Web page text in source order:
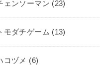
ェンソーマン (23)
モダチゲーム (13)
コヅメ (6)